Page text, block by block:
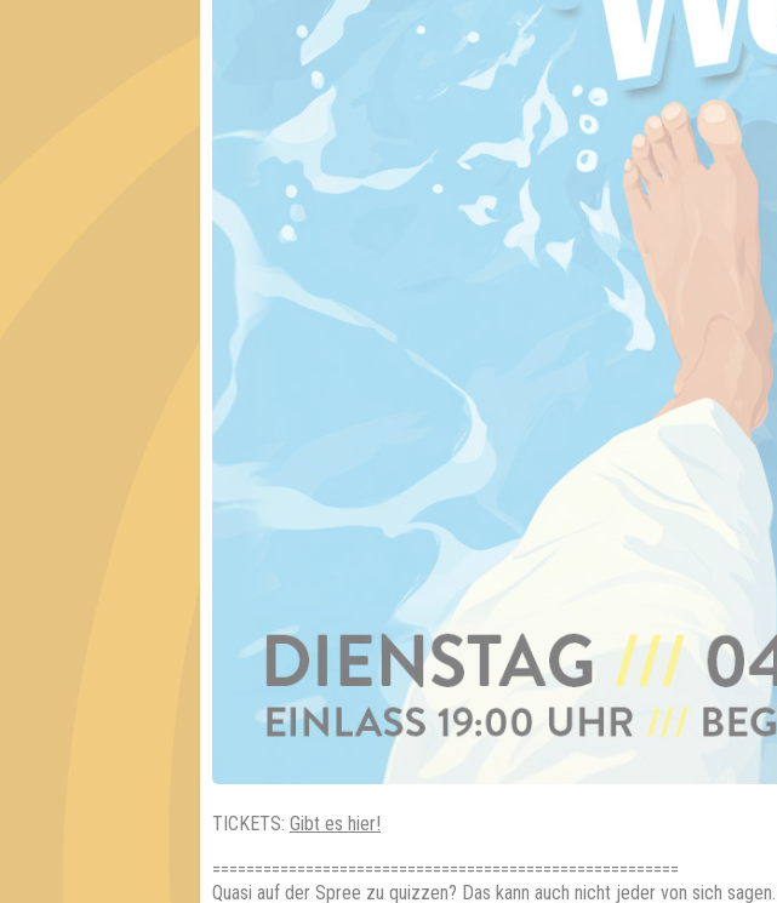
TICKETS: Gibt es hier!
=======================================================
Quasi auf der Spree zu quizzen? Das kann auch nicht jeder von sich